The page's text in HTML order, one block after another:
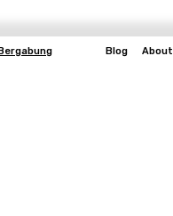
Blog About